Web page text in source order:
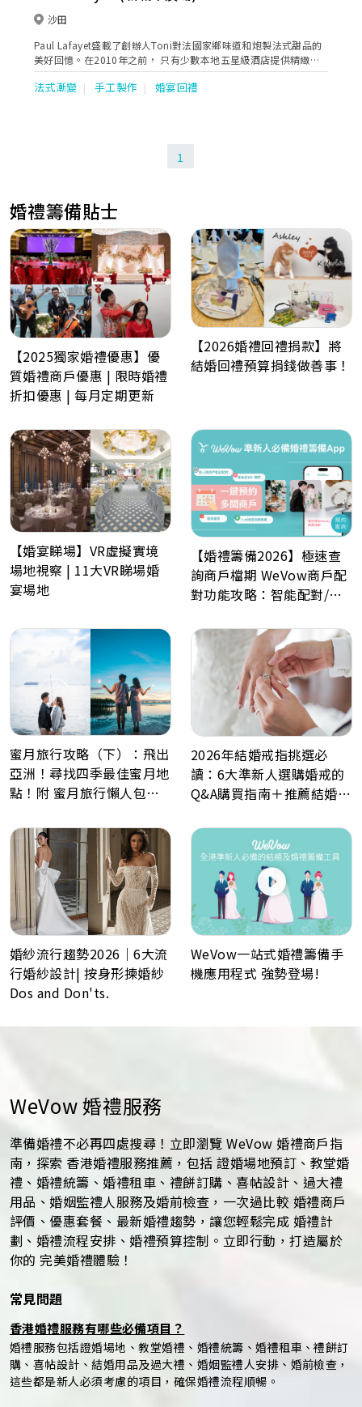
沙田
Paul Lafayet盛載了創辦人Toni對法國家鄉味道和炮製法式甜品的
美好回憶。在2010年之前， 只有少數本地五星級酒店提供精緻法
式甜品。Toni看準這個契機，在香港展開法式甜品業務，令更多人
欣賞到這種難能可貴的美點。
法式漸變 手工製作 婚宴回禮
1
婚禮籌備貼士
【2025獨家婚禮優惠】優
質婚禮商戶優惠 | 限時婚禮
折扣優惠 | 每月定期更新
【2026婚禮回禮捐款】將
結婚回禮預算捐錢做善事！
【婚宴睇場】VR虛擬實境
場地視察 | 11大VR睇場婚
宴場地
【婚禮籌備2026】極速查
詢商戶檔期 WeVow商戶配
對功能攻略：智能配對/一
蜜月旅行攻略（下）：飛出
亞洲！尋找四季最佳蜜月地
點！附 蜜月旅行懶人包、
2026年結婚戒指挑選必
讀：6大準新人選購婚戒的
Q&A購買指南＋推薦結婚戒
婚紗流行趨勢2026｜6大流
行婚紗設計| 按身形揀婚紗
Dos and Don'ts.
WeVow一站式婚禮籌備手
機應用程式 強勢登場!
WeVow 婚禮服務
準備婚禮不必再四處搜尋！立即瀏覽 WeVow 婚禮商戶指
南，探索 香港婚禮服務推薦，包括 證婚場地預訂、教堂婚
禮、婚禮統籌、婚禮租車、禮餅訂購、喜帖設計、過大禮
用品、婚姻監禮人服務及婚前檢查，一次過比較 婚禮商戶
評價、優惠套餐、最新婚禮趨勢，讓您輕鬆完成 婚禮計
劃、婚禮流程安排、婚禮預算控制。立即行動，打造屬於
你的 完美婚禮體驗！
常見問題
香港婚禮服務有哪些必備項目？
婚禮服務包括證婚場地、教堂婚禮、婚禮統籌、婚禮租車、禮餅訂
購、喜帖設計、結婚用品及過大禮、婚姻監禮人安排、婚前檢查，
這些都是新人必須考慮的項目，確保婚禮流程順暢。